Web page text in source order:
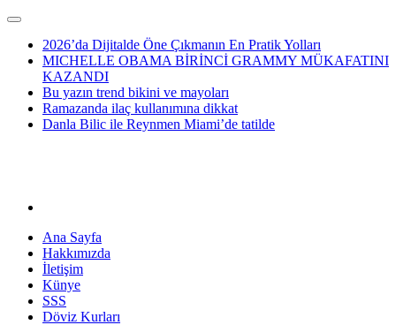
2026’da Dijitalde Öne Çıkmanın En Pratik Yolları
MICHELLE OBAMA BİRİNCİ GRAMMY MÜKAFATINI
KAZANDI
Bu yazın trend bikini ve mayoları
Ramazanda ilaç kullanımına dikkat
Danla Bilic ile Reynmen Miami’de tatilde
Ana Sayfa
Hakkımızda
İletişim
Künye
SSS
Döviz Kurları